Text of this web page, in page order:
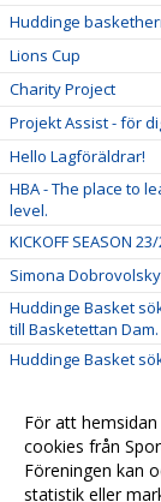
Huddinge
Lions Cup
Charity Project
Projekt Assist - för
Hello Lagföräldrar!
HBA - The place to
level.
KICKOFF SEASON
Simona
Huddinge Basket
till Basketettan Dam.
Huddinge Basket
Summercamp BIG
Föreläsning &
Välkommen till
För att
cookies från
Föreningen kan
statistik eller